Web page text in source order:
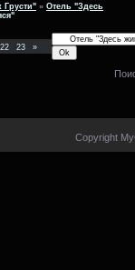
Грусти" » Отель "Здесь
22 23 »
Copyright